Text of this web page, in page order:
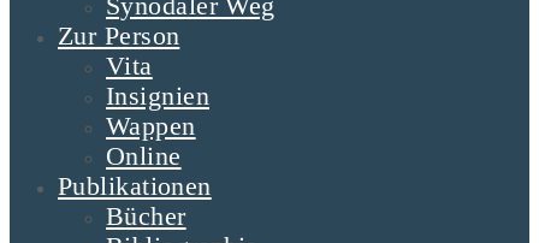
Zur Person
Vita
Insignien
Wappen
Online
Publikationen
Bücher